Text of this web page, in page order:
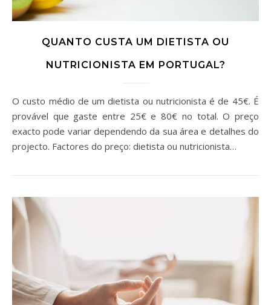
QUANTO CUSTA UM DIETISTA OU
NUTRICIONISTA EM PORTUGAL?
O custo médio de um dietista ou nutricionista é de 45€. É
provável que gaste entre 25€ e 80€ no total. O preço
exacto pode variar dependendo da sua área e detalhes do
projecto. Factores do preço: dietista ou nutricionista…